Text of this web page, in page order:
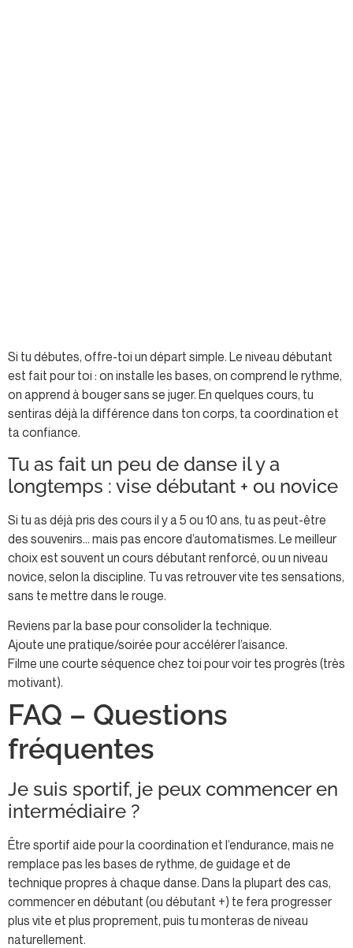
Si tu débutes, offre-toi un départ simple. Le niveau débutant
est fait pour toi : on installe les bases, on comprend le rythme,
on apprend à bouger sans se juger. En quelques cours, tu
sentiras déjà la différence dans ton corps, ta coordination et
ta confiance.
Tu as fait un peu de danse il y a
longtemps : vise débutant + ou novice
Si tu as déjà pris des cours il y a 5 ou 10 ans, tu as peut-être
des souvenirs… mais pas encore d’automatismes. Le meilleur
choix est souvent un cours débutant renforcé, ou un niveau
novice, selon la discipline. Tu vas retrouver vite tes sensations,
sans te mettre dans le rouge.
Reviens par la base pour consolider la technique.
Ajoute une pratique/soirée pour accélérer l’aisance.
Filme une courte séquence chez toi pour voir tes progrès (très
motivant).
FAQ – Questions
fréquentes
Je suis sportif, je peux commencer en
intermédiaire ?
Être sportif aide pour la coordination et l’endurance, mais ne
remplace pas les bases de rythme, de guidage et de
technique propres à chaque danse. Dans la plupart des cas,
commencer en débutant (ou débutant +) te fera progresser
plus vite et plus proprement, puis tu monteras de niveau
naturellement.